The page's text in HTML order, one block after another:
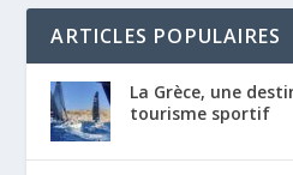
ARTICLES POPULAIRES
La Grèce, une
tourisme sportif